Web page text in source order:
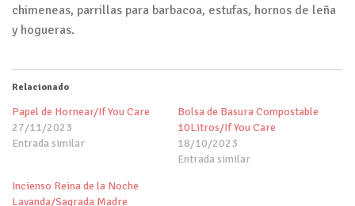
chimeneas, parrillas para barbacoa, estufas, hornos de leña
y hogueras.
Relacionado
Papel de Hornear/If You Care
27/11/2023
Entrada similar
Bolsa de Basura Compostable
10Litros/If You Care
18/10/2023
Entrada similar
Incienso Reina de la Noche
Lavanda/Sagrada Madre